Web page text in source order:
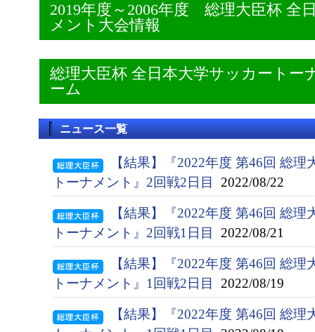
2019年度～2006年度 総理大臣杯 全
メント大会情報
総理大臣杯 全日本大学サッカート
ーム
ニュース一覧
【結果】『2022年度 第46回 総
トーナメント』2回戦2日目
2022/08/22
【結果】『2022年度 第46回 総
トーナメント』2回戦1日目
2022/08/21
【結果】『2022年度 第46回 総
トーナメント』1回戦2日目
2022/08/19
【結果】『2022年度 第46回 総